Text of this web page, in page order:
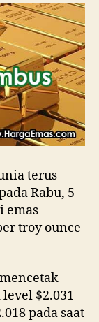
terus
Rabu, 5
emas
troy ounce
$2.031
pada saat